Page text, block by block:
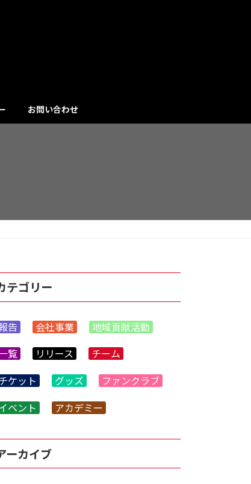
お問い合わせ
テゴリー
告 会社事業 地域貢献活動
覧 リリース チーム
ケット グッズ ファンクラブ
ベント アカデミー
ーカイブ